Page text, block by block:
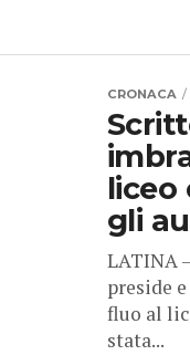
CRONACA
liceo
gli
LATINA
preside
fluo al
stata...